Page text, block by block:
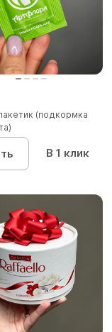
(подкормка
В 1 клик